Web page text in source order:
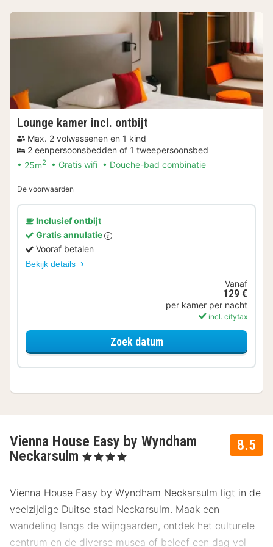
Lounge kamer incl. ontbijt
Max. 2 volwassenen en 1 kind
2 eenpersoonsbedden of 1 tweepersoonsbed
25m2 Gratis wifi Douche-bad combinatie
De voorwaarden
Inclusief ontbijt
Gratis annulatie
Vooraf betalen
Bekijk details
Vanaf
129 €
per kamer per nacht
incl. citytax
Zoek datumvoor Lounge kamer
8.5
Vienna House Easy by Wyndham
Neckarsulm , 4 Sterren
Vienna House Easy by Wyndham Neckarsulm ligt in de
veelzijdige Duitse stad Neckarsulm. Maak een
wandeling langs de wijngaarden, ontdek het culturele
centrum en de diverse musea of beleef een dag vol